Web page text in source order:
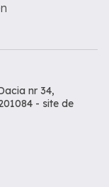
nr 34,
- site de